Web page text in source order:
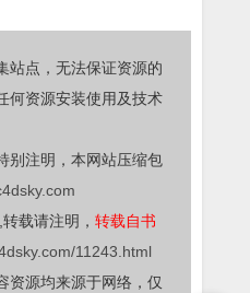
站点，无法保证资源的
何资源安装使用及技术
别注明，本网站压缩包
载请注明， 转载自书
11243.html
资源均来源于网络，仅